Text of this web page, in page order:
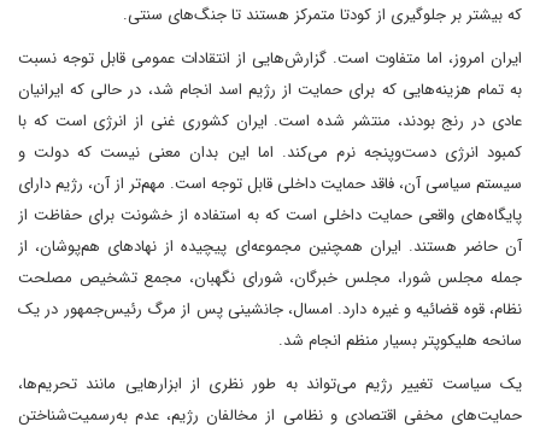
که بیشتر بر جلوگیری از کودتا متمرکز هستند تا جنگ‌های سنتی.
ایران امروز، اما متفاوت است. گزارش‌هایی از انتقادات عمومی قابل توجه نسبت
به تمام هزینه‌هایی که برای حمایت از رژیم اسد انجام شد، در حالی که ایرانیان
عادی در رنج بودند، منتشر شده است. ایران کشوری غنی از انرژی است که با
کمبود انرژی دست‌وپنجه نرم می‌کند. اما این بدان معنی نیست که دولت و
سیستم سیاسی آن، فاقد حمایت داخلی قابل توجه است. مهم‌تر از آن، رژیم دارای
پایگاه‌های واقعی حمایت داخلی است که به استفاده از خشونت برای حفاظت از
آن حاضر هستند. ایران همچنین مجموعه‌ای پیچیده از نهادهای هم‌پوشان، از
جمله مجلس شورا، مجلس خبرگان، شورای نگهبان، مجمع تشخیص مصلحت
نظام، قوه قضائیه و غیره دارد. امسال، جانشینی پس از مرگ رئیس‌جمهور در یک
سانحه هلیکوپتر بسیار منظم انجام شد.
یک سیاست تغییر رژیم می‌تواند به طور نظری از ابزارهایی مانند تحریم‌ها،
حمایت‌های مخفی اقتصادی و نظامی از مخالفان رژیم، عدم به‌رسمیت‌شناختن